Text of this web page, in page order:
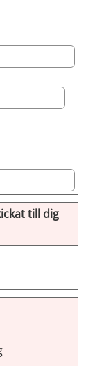
till dig
till dig via